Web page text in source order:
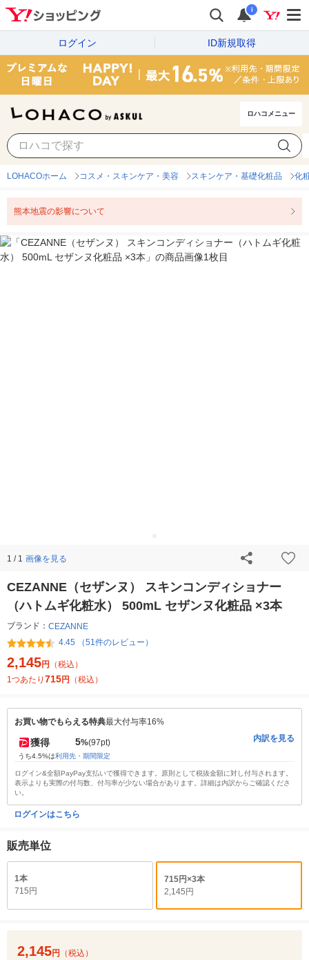
i
ログイン ID新規取得
ロハコメニュー
LOHACOホーム コスメ・スキンケア・美容 スキンケア・基礎化粧品 化
熊本地震の影響について
1 / 1 画像を見る
CEZANNE（セザンヌ） スキンコンディショナー
（ハトムギ化粧水） 500mL セザンヌ化粧品 ×3本
ブランド： CEZANNE
4.45 （51件のレビュー）
2,145円
（税込）
1つあたり 715円 （税込）
お買い物でもらえる特典最大付与率16%
獲得 5%(97pt)
うち4.5%は利用先・期間限定
内訳を見る
ログイン&全額PayPay支払いで獲得できます。原則として税抜金額に対し付与されます。
表示よりも実際の付与数、付与率が少ない場合があります。詳細は内訳からご確認くださ
い。
ログインはこちら
販売単位
1本
715円
715円×3本
2,145円
2,145円
（税込）